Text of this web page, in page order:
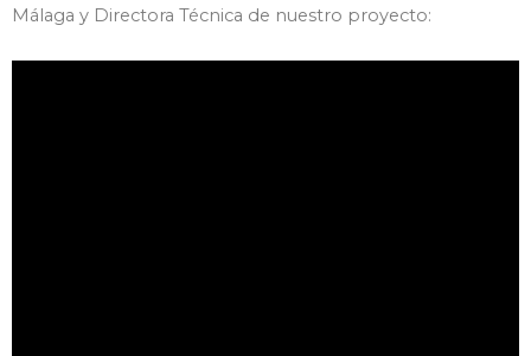
Málaga y Directora Técnica de nuestro proyecto: